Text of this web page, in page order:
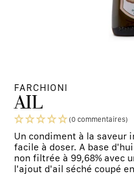
le
contenu
média
1
dans
fenêtre
modale
FARCHIONI
AIL
(0 commentaires)
Un condiment à la saveur
facile à doser. A base
non filtrée à 99,68% avec
l'ajout d'ail séché coupé